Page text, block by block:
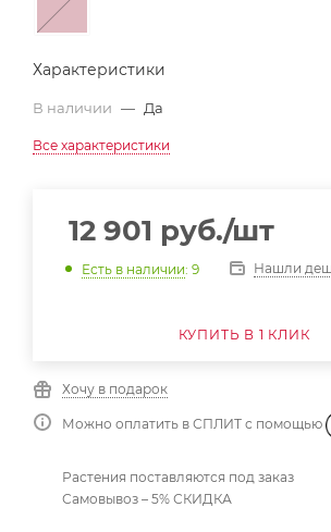
Характеристики
В наличии — Да
Все характеристики
12 901 руб./шт
Есть в наличии: 9 Нашли
КУПИТЬ В 1 КЛИК
Хочу в подарок
Можно оплатить в СПЛИТ с помощью
Растения поставляются под заказ
Самовывоз – 5% СКИДКА